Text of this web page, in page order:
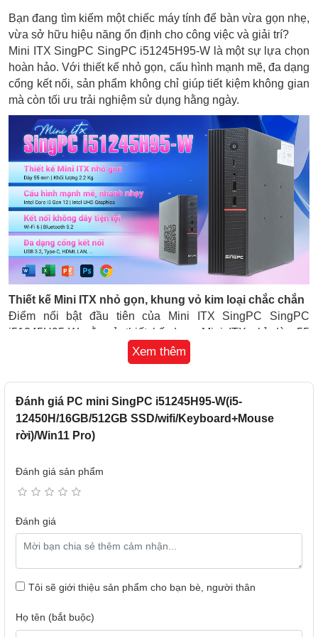
Bạn đang tìm kiếm một chiếc máy tính để bàn vừa gọn nhẹ,
vừa sở hữu hiệu năng ổn định cho công việc và giải trí?
Mini ITX SingPC SingPC i51245H95-W là một sự lựa chọn
hoàn hảo. Với thiết kế nhỏ gọn, cấu hình mạnh mẽ, đa dạng
cổng kết nối, sản phẩm không chỉ giúp tiết kiệm không gian
mà còn tối ưu trải nghiệm sử dụng hằng ngày.
Thiết kế Mini ITX nhỏ gọn, khung vỏ kim loại chắc chắn
Điểm nổi bật đầu tiên của Mini ITX SingPC SingPC
i51245H95-W nằm ở thiết kế dạng Mini ITX chỉ dày 55
mm và nặng khoảng 2,2 kg. Vỏ máy làm từ kim loại cứng
cáp, giúp bảo vệ các linh kiện bên trong khỏi va đập.
Với kích thước chỉ 193 x 55 x 205 mm, bạn có thể dễ dàng
đặt máy trên bàn làm việc, phòng khách hay bất cứ nơi nào
Xem thêm
Đánh giá PC mini SingPC i51245H95-W(i5-
12450H/16GB/512GB SSD/wifi/Keyboard+Mouse
rời)/Win11 Pro)
Đánh giá sản phẩm
Đánh giá
Tôi sẽ giới thiệu sản phẩm cho bạn bè, người thân
Họ tên (bắt buộc)